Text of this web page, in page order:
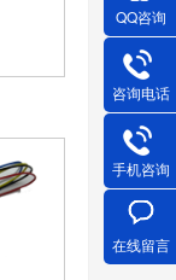
QQ咨询
咨询电话
手机咨询
在线留言